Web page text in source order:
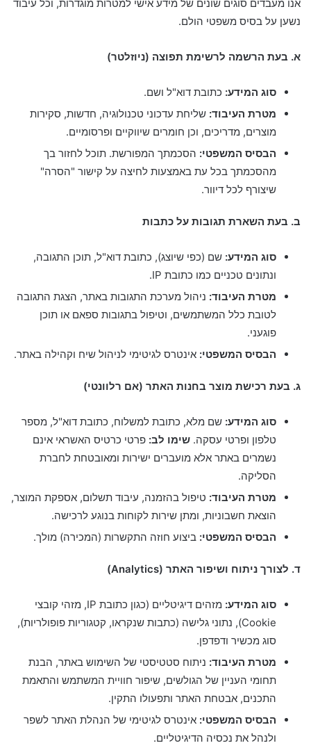
אנו מעבדים סוגים שונים של מידע אישי למטרות מוגדרות, וכל עיבוד
נשען על בסיס משפטי הולם.
א. בעת הרשמה לרשימת תפוצה (ניוזלטר)
סוג המידע: כתובת דוא"ל ושם.
מטרת העיבוד: שליחת עדכוני טכנולוגיה, חדשות, סקירות
מוצרים, מדריכים, וכן חומרים שיווקיים ופרסומיים.
הבסיס המשפטי: הסכמתך המפורשת. תוכל לחזור בך
מהסכמתך בכל עת באמצעות לחיצה על קישור "הסרה"
שיצורף לכל דיוור.
ב. בעת השארת תגובות על כתבות
סוג המידע: שם (כפי שיוצג), כתובת דוא"ל, תוכן התגובה,
ונתונים טכניים כמו כתובת IP.
מטרת העיבוד: ניהול מערכת התגובות באתר, הצגת התגובה
לטובת כלל המשתמשים, וטיפול בתגובות ספאם או תוכן
פוגעני.
הבסיס המשפטי: אינטרס לגיטימי לניהול שיח וקהילה באתר.
ג. בעת רכישת מוצר בחנות האתר (אם רלוונטי)
סוג המידע: שם מלא, כתובת למשלוח, כתובת דוא"ל, מספר
טלפון ופרטי עסקה. שימו לב: פרטי כרטיס האשראי אינם
נשמרים באתר אלא מועברים ישירות ומאובטחת לחברת
הסליקה.
מטרת העיבוד: טיפול בהזמנה, עיבוד תשלום, אספקת המוצר,
הוצאת חשבוניות, ומתן שירות לקוחות בנוגע לרכישה.
הבסיס המשפטי: ביצוע חוזה התקשרות (המכירה) מולך.
ד. לצורך ניתוח ושיפור האתר (Analytics)
סוג המידע:
מזהים דיגיטליים (כגון כתובת IP, מזהי קובצי
Cookie), נתוני גלישה (כתבות שנקראו, קטגוריות פופולריות),
סוג מכשיר ודפדפן.
מטרת העיבוד: ניתוח סטטיסטי של השימוש באתר, הבנת
תחומי העניין של הגולשים, שיפור חוויית המשתמש והתאמת
התכנים, אבטחת האתר ותפעולו התקין.
הבסיס המשפטי: אינטרס לגיטימי של הנהלת האתר לשפר
ולנהל את נכסיה הדיגיטליים.